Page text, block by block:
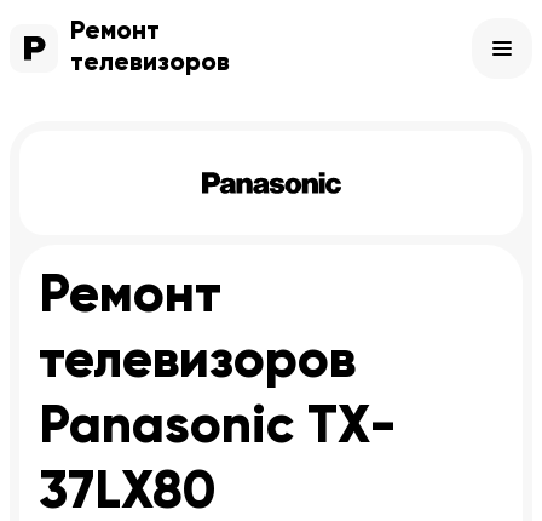
Ремонт
телевизоров
Ремонт
телевизоров
Panasonic TX-
37LX80